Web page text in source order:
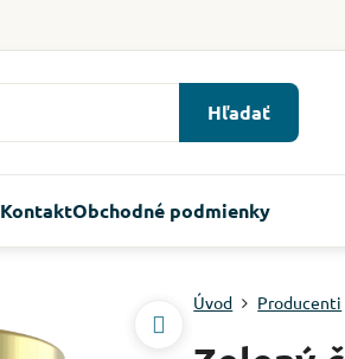
Hľadať
KontaktObchodné podmienky
Úvod Producenti